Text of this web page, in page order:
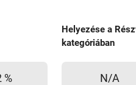
Helyezése a
kategóriában
% N/A